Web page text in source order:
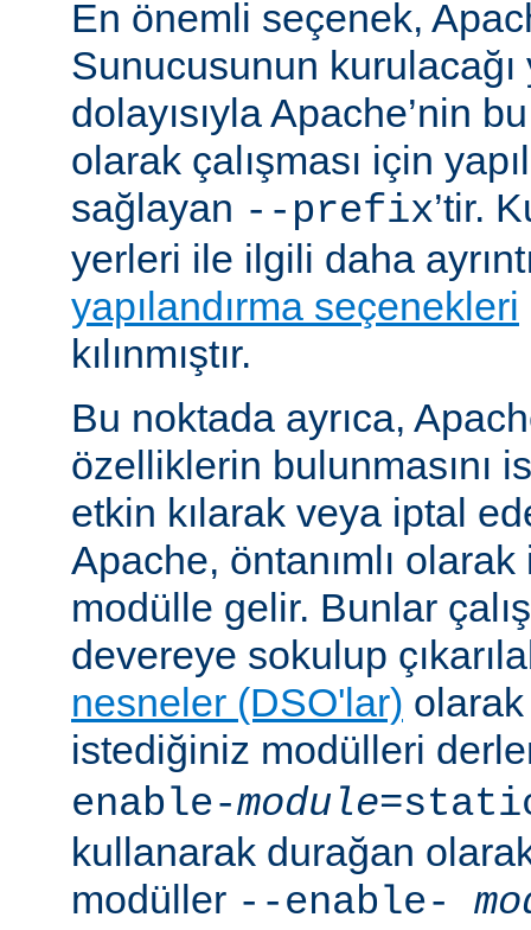
En önemli seçenek,
Sunucusunun
dolayısıyla Apache’nin
olarak çalışması için
sağlayan --prefix’tir.
yerleri ile ilgili daha
yapılandırma seçenekleri
kılınmıştır.
Bu noktada ayrıca,
özelliklerin bulunmasını
etkin kılarak veya iptal
Apache, öntanımlı
modülle gelir. Bunlar
devereye sokulup
nesneler (DSO'lar) olarak
istediğiniz modülleri
enable-module
kullanarak durağan
modüller --enable-